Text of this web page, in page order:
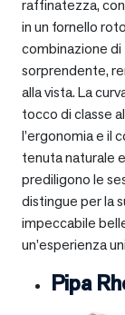
raffinatezza,
in un fornello
combinazione di
sorprendente,
alla vista. La
tocco di classe
l’ergonomia e il
tenuta naturale
prediligono le
distingue per la
impeccabile
un’esperienza
Pipa